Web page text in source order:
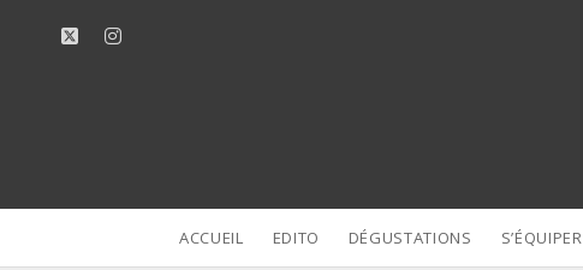
twitterinstagram
ACCUEIL EDITO DÉGUSTATIONS S’ÉQUIPER